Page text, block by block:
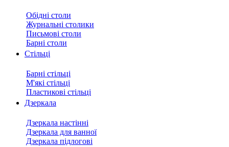
Обідні столи
Журнальні столики
Письмові столи
Барні столи
Стільці
Барні стільці
М'які стільці
Пластикові стільці
Дзеркала
Дзеркала настінні
Дзеркала для ванної
Дзеркала підлогові